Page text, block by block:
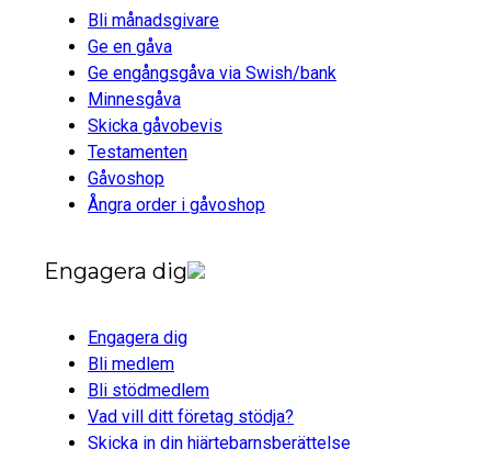
Bli månadsgivare
Ge en gåva
Ge engångsgåva via Swish/bank
Minnesgåva
Skicka gåvobevis
Testamenten
Gåvoshop
Ångra order i gåvoshop
Engagera dig
Engagera dig
Bli medlem
Bli stödmedlem
Vad vill ditt företag stödja?
Skicka in din hjärtebarnsberättelse